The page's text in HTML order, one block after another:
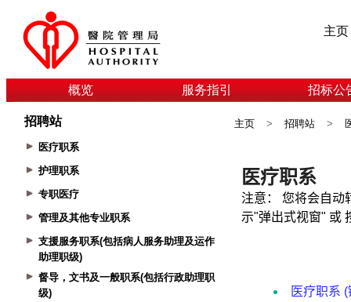
主页
概览 服务指引 招标公
招聘站
医疗职系
护理职系
专职医疗
管理及其他专业职系
支援服务职系(包括病人服务助理及运作
助理职级)
督导，文书及一般职系(包括行政助理职
级)
主页 > 招聘站 >